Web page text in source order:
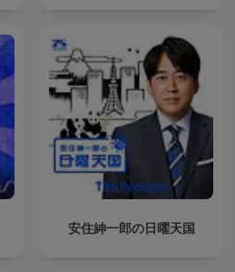
安住紳一郎の日曜天国